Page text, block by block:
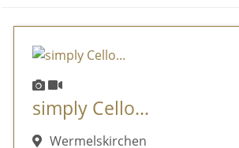
simply Cello...
Wermelskirchen